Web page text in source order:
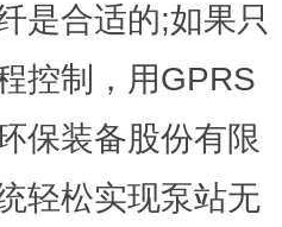
是合适的;如果只
控制，用GPRS
保装备股份有限
轻松实现泵站无